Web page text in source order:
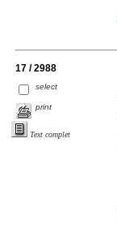
17 / 2988
select
print
Text complet